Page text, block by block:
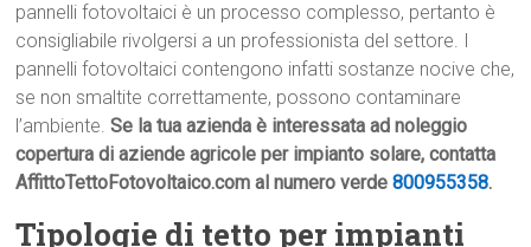
pannelli fotovoltaici è un processo complesso, pertanto è
consigliabile rivolgersi a un professionista del settore. I
pannelli fotovoltaici contengono infatti sostanze nocive che,
se non smaltite correttamente, possono contaminare
l’ambiente.Se la tua azienda è interessata ad noleggio
copertura di aziende agricole per impianto solare, contatta
AffittoTettoFotovoltaico.com al numero verde800955358.
Tipologie di tetto per impianti